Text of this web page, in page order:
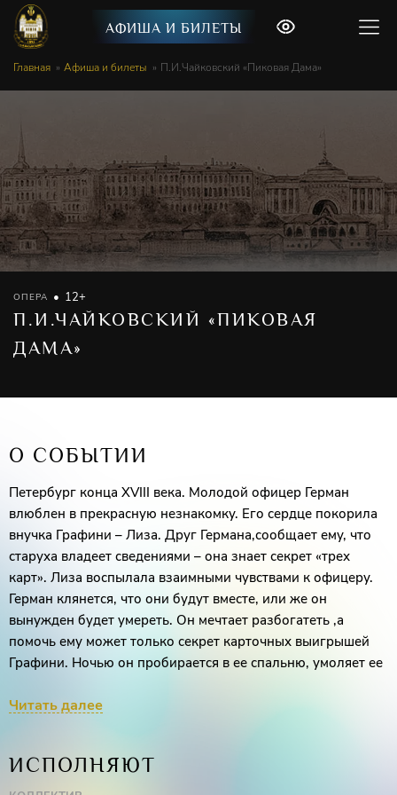
АФИША И БИЛЕТЫ
Главная Афиша и билеты П.И.Чайковский «Пиковая Дама»
ОПЕРА 12+
П.И.ЧАЙКОВСКИЙ «ПИКОВАЯ
ДАМА»
О СОБЫТИИ
Петербург конца XVIII века. Молодой офицер Герман
влюблен в прекрасную незнакомку. Его сердце покорила
внучка Графини – Лиза. Друг Германа,сообщает ему, что
старуха владеет сведениями – она знает секрет «трех
карт». Лиза воспылала взаимными чувствами к офицеру.
Герман клянется, что они будут вместе, или же он
вынужден будет умереть. Он мечтает разбогатеть ,а
помочь ему может только секрет карточных выигрышей
Графини. Ночью он пробирается в ее спальню, умоляет ее
испугавшись незваного гостя с пистолетом, умирает и
Лиза назначает Герману свидание на набережной, но он
задерживается. А все потому, что в это время в его
Читать далее
ИСПОЛНЯЮТ